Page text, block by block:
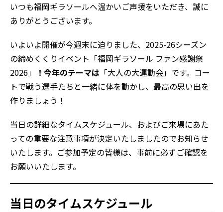
いつも福岡ギラソールへ温かいご声援をいただき、誠に
ありがとうございます。
いよいよ開催が今週末に迫りました、2025-26シーズン
の締めくくりイベント「福岡ギラソール ファン感謝祭
2026」
！今年のテーマは 「大人の大運動会」です。コー
トで戦う選手たちと一緒に体を動かし、最高の思い出を
作りましょう！
当日の詳細なタイムスケジュール、およびご来場にあた
っての重要な注意事項が決定いたしましたのでお知らせ
いたします。ご参加予定の皆様は、事前に必ずご確認を
お願いいたします。
当日のタイムスケジュール